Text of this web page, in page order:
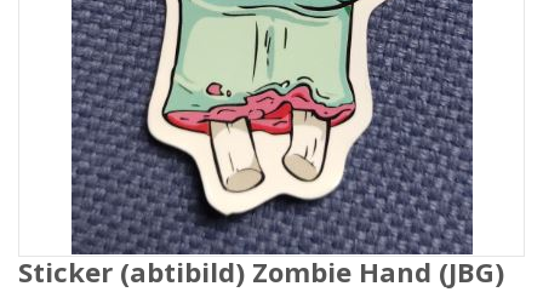
Sticker (abtibild) Zombie Hand (JBG)